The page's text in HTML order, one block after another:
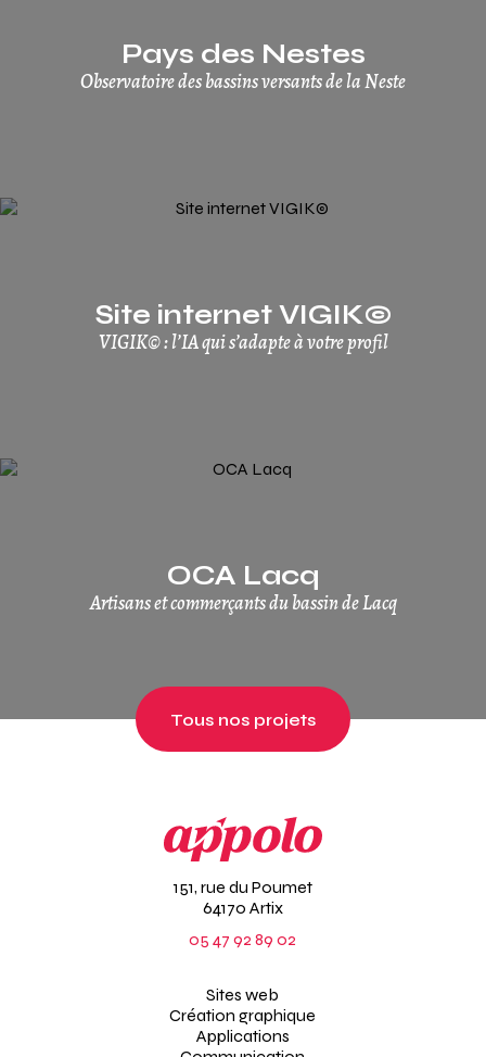
Pays des Nestes
Observatoire des bassins versants de la Neste
Site internet VIGIK©
VIGIK© : l’IA qui s’adapte à votre profil
OCA Lacq
Artisans et commerçants du bassin de Lacq
Tous nos projets
151, rue du Poumet
64170 Artix
05 47 92 89 02
Sites web
Création graphique
Applications